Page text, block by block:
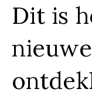
Dit is